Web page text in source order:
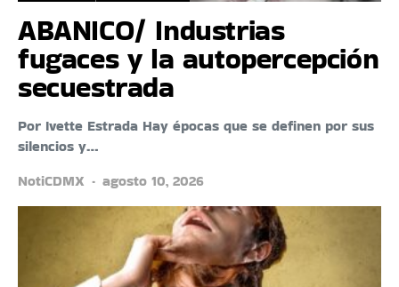
ABANICO/ Industrias
fugaces y la autopercepción
secuestrada
Por Ivette Estrada Hay épocas que se definen por sus
silencios y…
NotiCDMX
agosto 10, 2026